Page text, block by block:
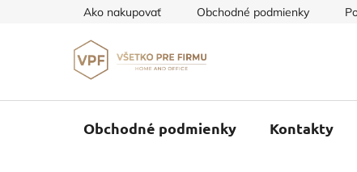
Ako nakupovať Obchodné podmienky
Obchodné podmienky Kontakty